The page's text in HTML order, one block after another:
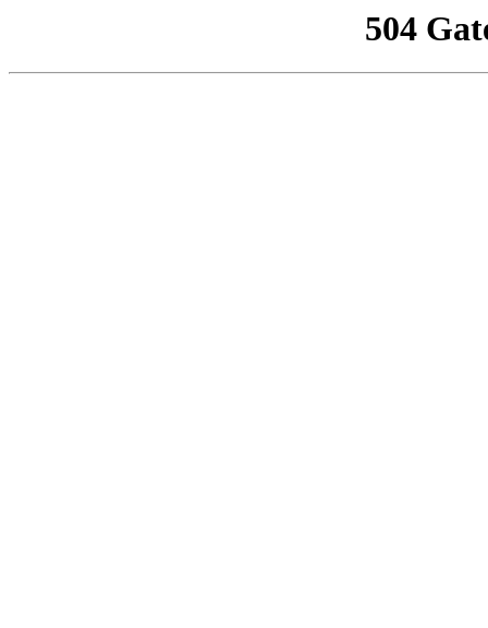
504